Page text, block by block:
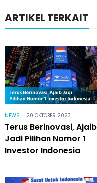
ARTIKEL TERKAIT
NEWS | 20 OKTOBER 2023
Terus Berinovasi, Ajaib
Jadi Pilihan Nomor 1
Investor Indonesia